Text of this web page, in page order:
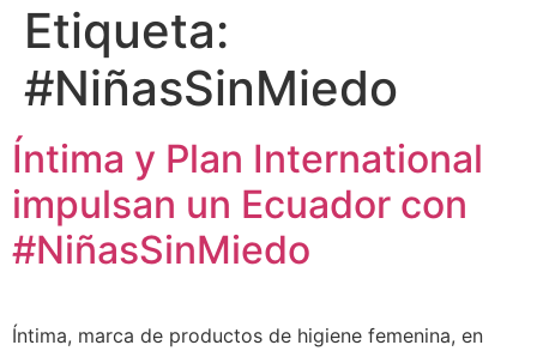
Etiqueta:
#NiñasSinMiedo
Íntima y Plan International
impulsan un Ecuador con
#NiñasSinMiedo
Íntima, marca de productos de higiene femenina, en